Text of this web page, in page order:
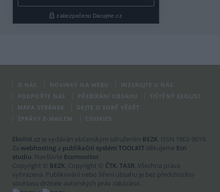
O NÁS NOVINKY NA WEBU
INZERUJTE U NÁS
PODPOŘTE NÁS
PŘEBÍRÁNÍ OBSAHU
TIŠTĚNÝ EKOLIST
MAPA STRÁNEK
DEJTE O SOBĚ VĚDĚT
ZPRÁVY E-MAILEM
COOKIES
Ekolist.cz je vydáván občanským sdružením BEZK. ISSN 1802-9019.
Za webhosting a publikační systém TOOLKIT děkujeme Ecn
studiu. Navštivte Ecomonitor.
Copyright © BEZK. Copyright © ČTK, TASR. Všechna práva
vyhrazena. Publikování nebo šíření obsahu je bez předchozího
souhlasu držitele autorských práv zakázáno.